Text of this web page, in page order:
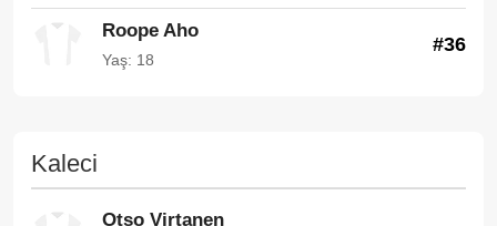
Roope Aho
Yaş: 18
#36
Kaleci
Otso Virtanen